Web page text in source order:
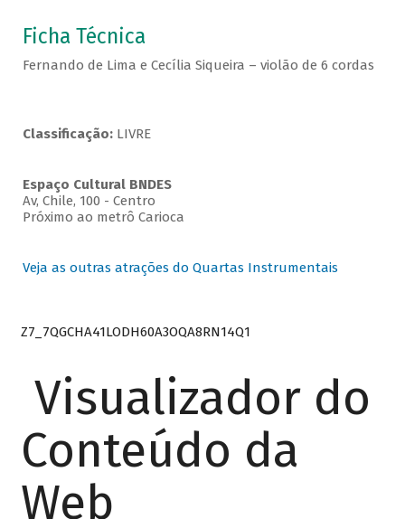
Ficha Técnica
Fernando de Lima e Cecília Siqueira – violão de 6 cordas
Classificação: LIVRE
Espaço Cultural BNDES
Av, Chile, 100 - Centro
Próximo ao metrô Carioca
Veja as outras atrações do Quartas Instrumentais
Z7_7QGCHA41LODH60A3OQA8RN14Q1
Visualizador do
Conteúdo da
Web